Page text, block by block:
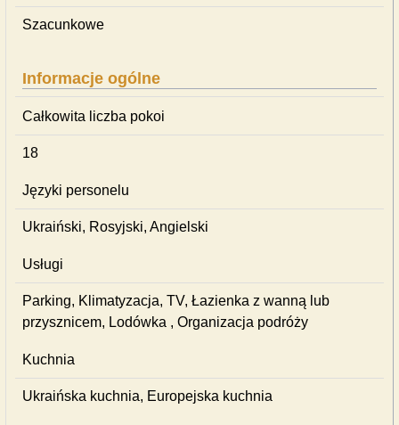
Szacunkowe
Informacje ogólne
Całkowita liczba pokoi
18
Języki personelu
Ukraiński, Rosyjski, Angielski
Usługi
Parking, Klimatyzacja, TV, Łazienka z wanną lub
przysznicem, Lodówka , Organizacja podróży
Kuchnia
Ukraińska kuchnia, Europejska kuchnia